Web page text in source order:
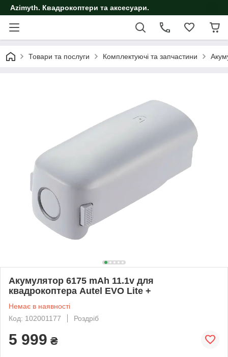
Azimyth. Квадрокоптери та аксесуари.
Товари та послуги Комплектуючі та запчастини
Акумулятор 6175 mAh 11.1v для
квадрокоптера Autel EVO Lite +
Немає в наявності
Код: 102001177
Роздріб
5 999 ₴